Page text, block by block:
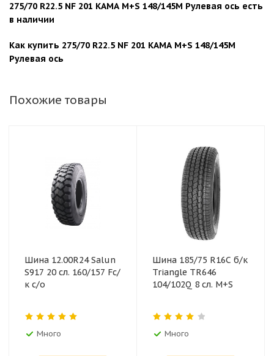
275/70 R22.5 NF 201 КАМА M+S 148/145М Рулевая ось есть
в наличии
Как купить 275/70 R22.5 NF 201 КАМА M+S 148/145М
Рулевая ось
Похожие товары
Шина 12.00R24 Salun
S917 20 сл. 160/157 Fс/
к с/о
Много
Шина 185/75 R16C б/к
Triangle TR646
104/102Q 8 сл. M+S
Много